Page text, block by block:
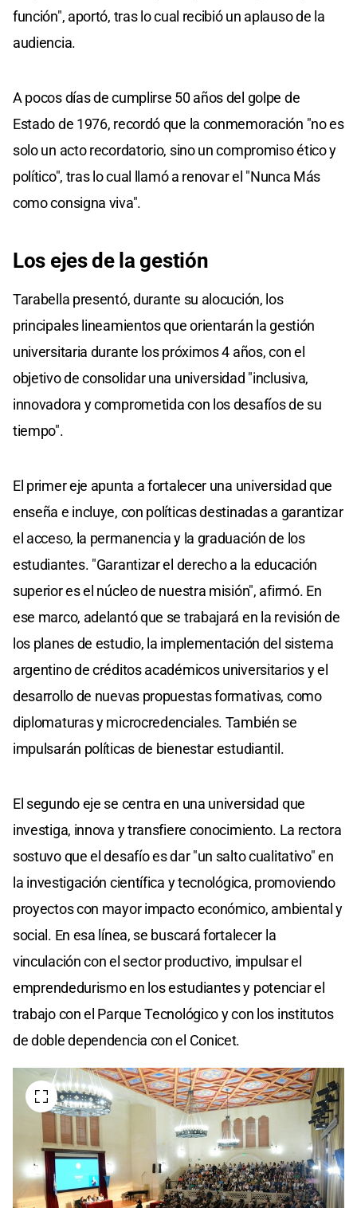
función", aportó, tras lo cual recibió un aplauso de la
audiencia.
A pocos días de cumplirse 50 años del golpe de
Estado de 1976, recordó que la conmemoración "no es
solo un acto recordatorio, sino un compromiso ético y
político", tras lo cual llamó a renovar el "Nunca Más
como consigna viva".
Los ejes de la gestión
Tarabella presentó, durante su alocución, los
principales lineamientos que orientarán la gestión
universitaria durante los próximos 4 años, con el
objetivo de consolidar una universidad "inclusiva,
innovadora y comprometida con los desafíos de su
tiempo".
El primer eje apunta a fortalecer una universidad que
enseña e incluye, con políticas destinadas a garantizar
el acceso, la permanencia y la graduación de los
estudiantes. "Garantizar el derecho a la educación
superior es el núcleo de nuestra misión", afirmó. En
ese marco, adelantó que se trabajará en la revisión de
los planes de estudio, la implementación del sistema
argentino de créditos académicos universitarios y el
desarrollo de nuevas propuestas formativas, como
diplomaturas y microcredenciales. También se
impulsarán políticas de bienestar estudiantil.
El segundo eje se centra en una universidad que
investiga, innova y transfiere conocimiento. La rectora
sostuvo que el desafío es dar "un salto cualitativo" en
la investigación científica y tecnológica, promoviendo
proyectos con mayor impacto económico, ambiental y
social. En esa línea, se buscará fortalecer la
vinculación con el sector productivo, impulsar el
emprendedurismo en los estudiantes y potenciar el
trabajo con el Parque Tecnológico y con los institutos
de doble dependencia con el Conicet.